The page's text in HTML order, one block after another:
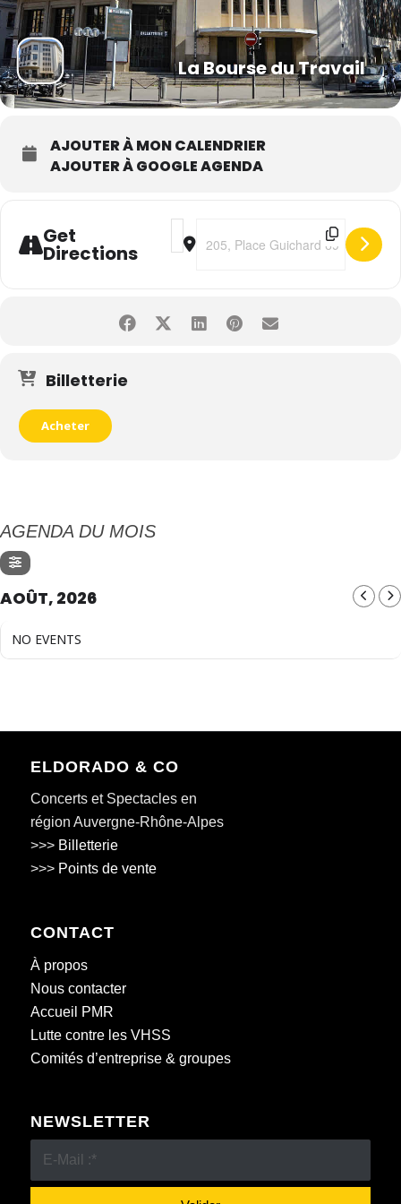
La Bourse du Travail
AJOUTER À MON CALENDRIER
AJOUTER À GOOGLE AGENDA
Get
Directions
Address - Abba Gold [SY7eDqIOA]
Destination Address - Abba Gold
Billetterie
Acheter
AGENDA DU MOIS
AOÛT, 2026
NO EVENTS
ELDORADO & CO
Concerts et Spectacles en
région Auvergne-Rhône-Alpes
>>> Billetterie
>>> Points de vente
CONTACT
À propos
Nous contacter
Accueil PMR
Lutte contre les VHSS
Comités d’entreprise & groupes
NEWSLETTER